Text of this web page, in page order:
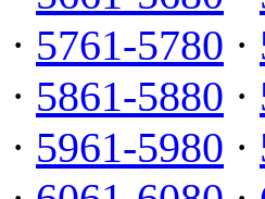
· 5761-5780 ·
· 5861-5880 ·
· 5961-5980 ·